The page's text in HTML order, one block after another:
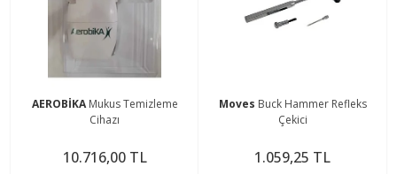
AEROBİKAMukus Temizleme
Cihazı
10.716,00 TL
Moves Buck Hammer Refleks
Çekici
1.059,25 TL